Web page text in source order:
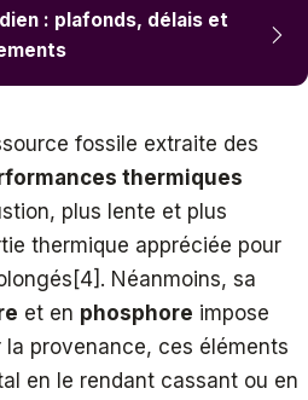
: plafonds, délais et
fossile extraite des
thermiques
plus lente et plus
thermique appréciée pour
Néanmoins, sa
et en phosphore impose
provenance, ces éléments
en le rendant cassant ou en